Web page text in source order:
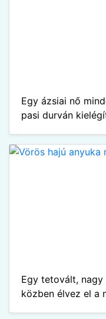
Egy ázsiai nő
pasi durván
Egy tetovált, nagy
közben élvez el a